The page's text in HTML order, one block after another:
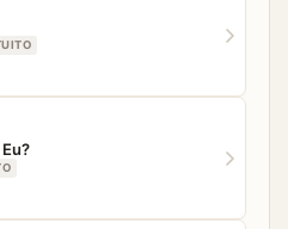
para ajudar.